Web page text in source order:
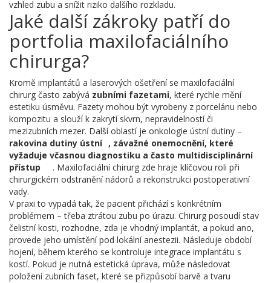
vzhled zubu a snížit riziko dalšího rozkladu.
Jaké další zákroky patří do
portfolia maxilofaciálního
chirurga?
Kromě implantátů a laserových ošetření se maxilofaciální
chirurg často zabývá zubními fazetami, které rychle mění
estetiku úsměvu. Fazety mohou být vyrobeny z porcelánu nebo
kompozitu a slouží k zakrytí skvrn, nepravidelností či
mezizubních mezer. Další oblastí je onkologie ústní dutiny –
rakovina dutiny ústní , závažné onemocnění, které
vyžaduje včasnou diagnostiku a často multidisciplinární
přístup
. Maxilofaciální chirurg zde hraje klíčovou roli při
chirurgickém odstranění nádorů a rekonstrukci postoperativní
vady.
V praxi to vypadá tak, že pacient přichází s konkrétním
problémem – třeba ztrátou zubu po úrazu. Chirurg posoudí stav
čelistní kosti, rozhodne, zda je vhodný implantát, a pokud ano,
provede jeho umístění pod lokální anestezii. Následuje období
hojení, během kterého se kontroluje integrace implantátu s
kostí. Pokud je nutná estetická úprava, může následovat
položení zubních faset, které se přizpůsobí barvě a tvaru